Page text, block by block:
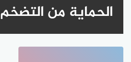
الحماية من التضخم